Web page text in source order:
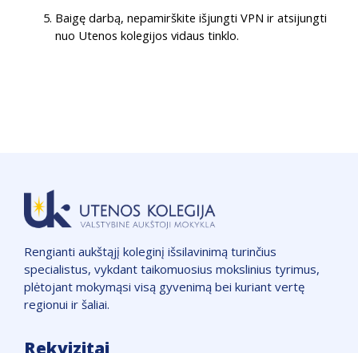
Baigę darbą, nepamirškite išjungti VPN ir atsijungti
nuo Utenos kolegijos vidaus tinklo.
Rengianti aukštąjį koleginį išsilavinimą turinčius
specialistus, vykdant taikomuosius mokslinius tyrimus,
plėtojant mokymąsi visą gyvenimą bei kuriant vertę
regionui ir šaliai.
Rekvizitai